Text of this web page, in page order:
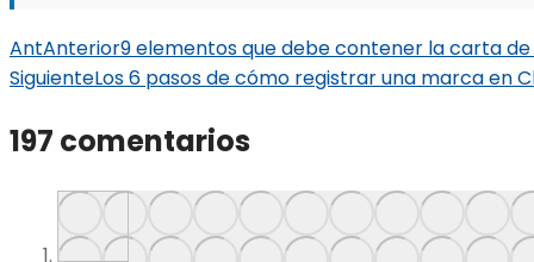
AntAnterior9 elementos que debe contener la carta
SiguienteLos 6 pasos de cómo registrar una marca en
197 comentarios